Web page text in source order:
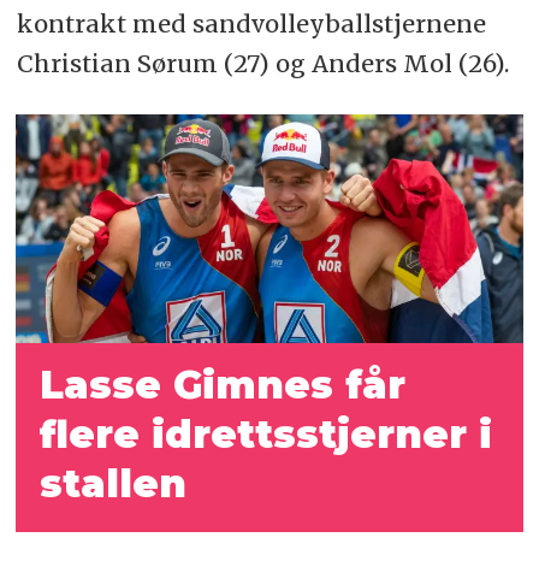
kontrakt med sandvolleyballstjernene
Christian Sørum (27) og Anders Mol (26).
Lasse Gimnes får
flere idrettsstjerner i
stallen